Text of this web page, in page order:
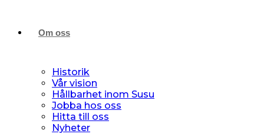
Om oss
Historik
Vår vision
Hållbarhet inom Susu
Jobba hos oss
Hitta till oss
Nyheter